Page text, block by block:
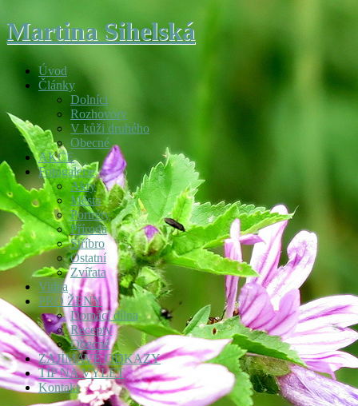
Martina Sihelská
Úvod
Články
Dolníci
Rozhovory
V kůži druhého
Obecné
AKCE
Fotogalerie
Akty
Města
Portréty
Příroda
Stříbro
Ostatní
Zvířata
Videa
PRO ŽENY
Domácí dílna
Recepty
Obecné
ZAJÍMAVÉ ODKAZY
TIP NA VÝLET
Kontakt